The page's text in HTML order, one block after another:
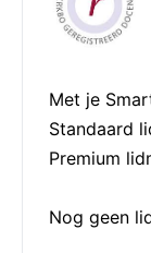
Met je
Standaard
Premium
Nog geen